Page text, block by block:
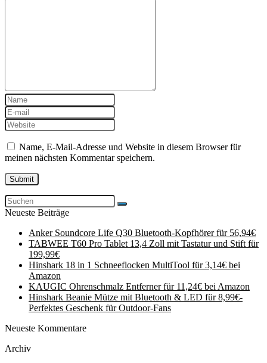
Name, E-Mail-Adresse und Website in diesem Browser für
meinen nächsten Kommentar speichern.
Neueste Beiträge
Anker Soundcore Life Q30 Bluetooth-Kopfhörer für 56,94€
TABWEE T60 Pro Tablet 13,4 Zoll mit Tastatur und Stift für
199,99€
Hinshark 18 in 1 Schneeflocken MultiTool für 3,14€ bei
Amazon
KAUGIC Ohrenschmalz Entferner für 11,24€ bei Amazon
Hinshark Beanie Mütze mit Bluetooth & LED für 8,99€-
Perfektes Geschenk für Outdoor-Fans
Neueste Kommentare
Archiv